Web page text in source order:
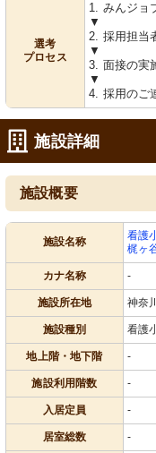
選考
プロセス
1. みんジョ
▼
2. 採用担当
▼
3. 面接の実
▼
4. 採用のご
施設詳細
施設概要
施設名称
看護
梶ヶ
カナ名称 -
施設所在地 神奈
施設種別 看護
地上階・地下階 -
施設利用階数 -
入居定員 -
居室総数 -